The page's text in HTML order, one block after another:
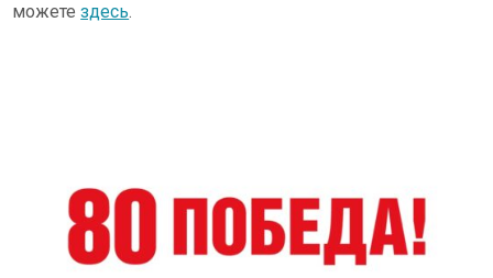
можетездесь.